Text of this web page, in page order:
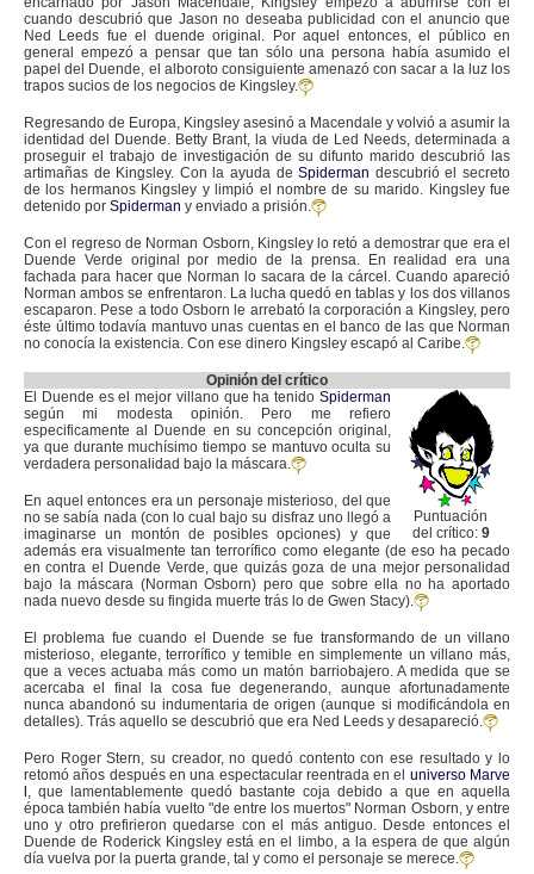
cuando descubrió que Jason no deseaba publicidad con el anuncio que
Ned Leeds fue el duende original. Por aquel entonces, el público en
general empezó a pensar que tan sólo una persona había asumido el
papel del Duende, el alboroto consiguiente amenazó con sacar a la luz los
trapos sucios de los negocios de Kingsley.
Regresando de Europa, Kingsley asesinó a Macendale y volvió a asumir la
identidad del Duende. Betty Brant, la viuda de Led Needs, determinada a
proseguir el trabajo de investigación de su difunto marido descubrió las
artimañas de Kingsley. Con la ayuda deSpiderman descubrió el secreto
de los hermanos Kingsley y limpió el nombre de su marido. Kingsley fue
detenido por Spiderman y enviado a prisión.
Con el regreso de Norman Osborn, Kingsley lo retó a demostrar que era el
Duende Verde original por medio de la prensa. En realidad era una
fachada para hacer que Norman lo sacara de la cárcel. Cuando apareció
Norman ambos se enfrentaron. La lucha quedó en tablas y los dos villanos
escaparon. Pese a todo Osborn le arrebató la corporación a Kingsley, pero
éste último todavía mantuvo unas cuentas en el banco de las que Norman
no conocía la existencia. Con ese dinero Kingsley escapó al Caribe.
Opinión del crítico
Puntuación
del crítico: 9
El Duende es el mejor villano que ha tenido Spiderman
según mi modesta opinión. Pero me refiero
especificamente al Duende en su concepción original,
ya que durante muchísimo tiempo se mantuvo oculta su
verdadera personalidad bajo la máscara.
En aquel entonces era un personaje misterioso, del que
no se sabía nada (con lo cual bajo su disfraz uno llegó a
imaginarse un montón de posibles opciones) y que
además era visualmente tan terrorífico como elegante (de eso ha pecado
en contra el Duende Verde, que quizás goza de una mejor personalidad
bajo la máscara (Norman Osborn) pero que sobre ella no ha aportado
nada nuevo desde su fingida muerte trás lo de Gwen Stacy).
El problema fue cuando el Duende se fue transformando de un villano
misterioso, elegante, terrorífico y temible en simplemente un villano más,
que a veces actuaba más como un matón barriobajero. A medida que se
acercaba el final la cosa fue degenerando, aunque afortunadamente
nunca abandonó su indumentaria de origen (aunque si modificándola en
detalles). Trás aquello se descubrió que era Ned Leeds y desapareció.
Pero Roger Stern, su creador, no quedó contento con ese resultado y lo
retomó años después en una espectacular reentrada en el universo Marve
, que lamentablemente quedó bastante coja debido a que en aquella
época también había vuelto "de entre los muertos" Norman Osborn, y entre
uno y otro prefirieron quedarse con el más antiguo. Desde entonces el
Duende de Roderick Kingsley está en el limbo, a la espera de que algún
día vuelva por la puerta grande, tal y como el personaje se merece.